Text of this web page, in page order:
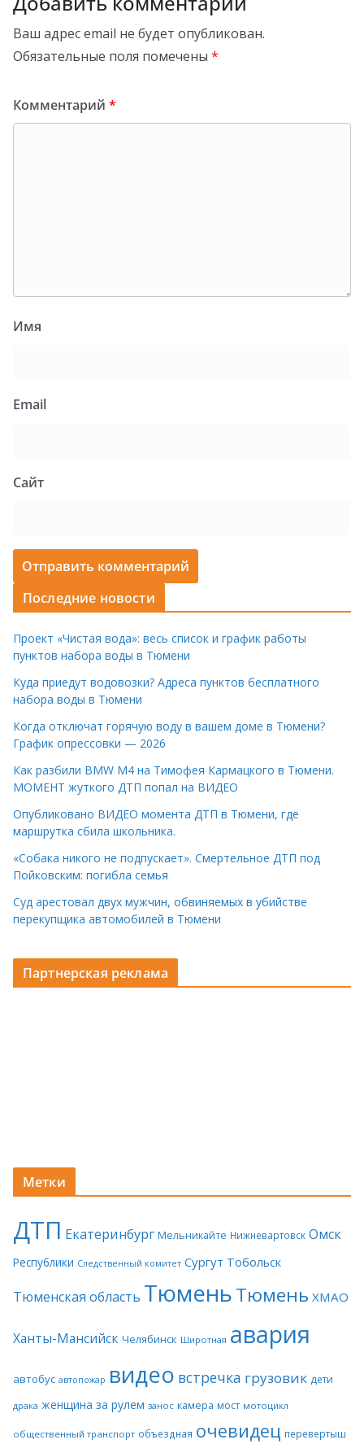
Ваш адрес email не будет опубликован.
Обязательные поля помечены *
Комментарий *
Имя
Email
Сайт
Последние новости
Проект «Чистая вода»: весь список и график работы
пунктов набора воды в Тюмени
Куда приедут водовозки? Адреса пунктов бесплатного
набора воды в Тюмени
Когда отключат горячую воду в вашем доме в Тюмени?
График опрессовки — 2026
Как разбили BMW M4 на Тимофея Кармацкого в Тюмени.
МОМЕНТ жуткого ДТП попал на ВИДЕО
Опубликовано ВИДЕО момента ДТП в Тюмени, где
маршрутка сбила школьника.
«Собака никого не подпускает». Смертельное ДТП под
Пойковским: погибла семья
Суд арестовал двух мужчин, обвиняемых в убийстве
перекупщика автомобилей в Тюмени
Партнерская реклама
Метки
ДТП Екатеринбург Мельникайте Нижневартовск Омск
Республики Следственный комитет Сургут Тобольск
Тюменская область ТюменьТюмень ХМАО
Ханты-Мансийск Челябинск Широтная авария
автобус автопожар видео встречка грузовик дети
драка женщина за рулем занос камера мост мотоцикл
общественный транспорт объездная очевидец перевертыш